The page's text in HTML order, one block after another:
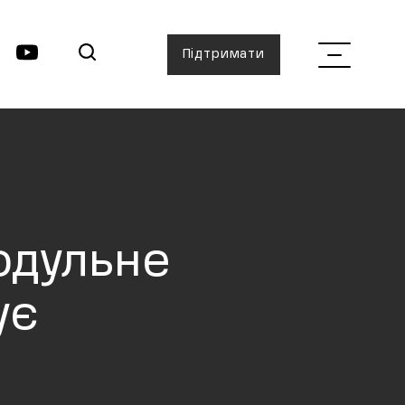
Підтримати